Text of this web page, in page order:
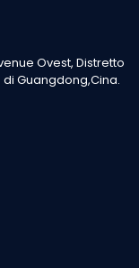
Ovest, Distretto
Guangdong,Cina.